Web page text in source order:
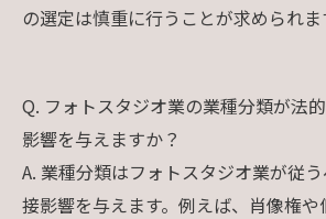
の選定は慎重に行うことが求められま
Q. フォトスタジオ業の業種分類が法
影響を与えますか？
A. 業種分類はフォトスタジオ業が従
接影響を与えます。例えば、肖像権